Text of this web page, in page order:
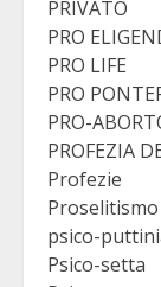
PRIVATO
PRO
PRO LIFE
PRO
PRO-
PROFEZIA
Profezie
psico-
Psico-setta